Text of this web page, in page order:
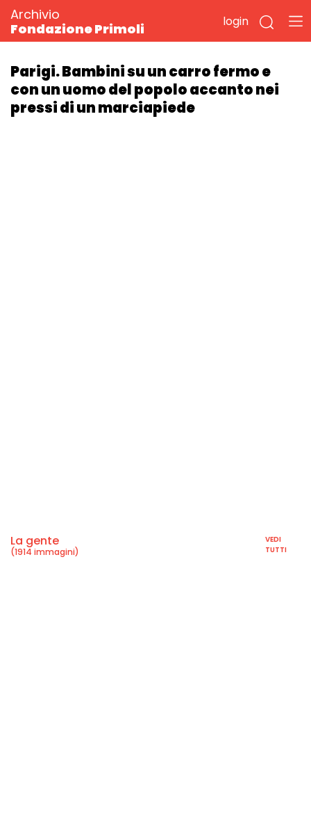
Archivio
Fondazione Primoli
login
Parigi. Bambini su un carro fermo e
con un uomo del popolo accanto nei
pressi di un marciapiede
La gente
(1914 immagini)
VEDI
TUTTI